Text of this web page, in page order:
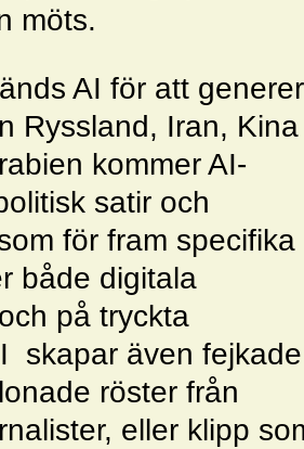
möts.
AI för att
Ryssland, Iran, Kina
kommer AI-
satir och
för fram specifika
både digitala
på tryckta
skapar även fejkade
röster från
eller klipp